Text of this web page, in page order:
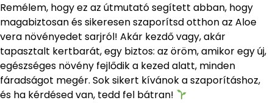
Remélem, hogy ez az útmutató segített abban, hogy
magabiztosan és sikeresen szaporítsd otthon az Aloe
vera növényedet sarjról! Akár kezdő vagy, akár
tapasztalt kertbarát, egy biztos: az öröm, amikor egy új,
egészséges növény fejlődik a kezed alatt, minden
fáradságot megér. Sok sikert kívánok a szaporításhoz,
és ha kérdésed van, tedd fel bátran!